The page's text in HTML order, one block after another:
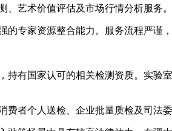
艺术价值评估及市场行情分析服务。
家资源整合能力。服务流程严谨，
有国家认可的相关检测资质。实验
者个人送检、企业批量质检及司法委